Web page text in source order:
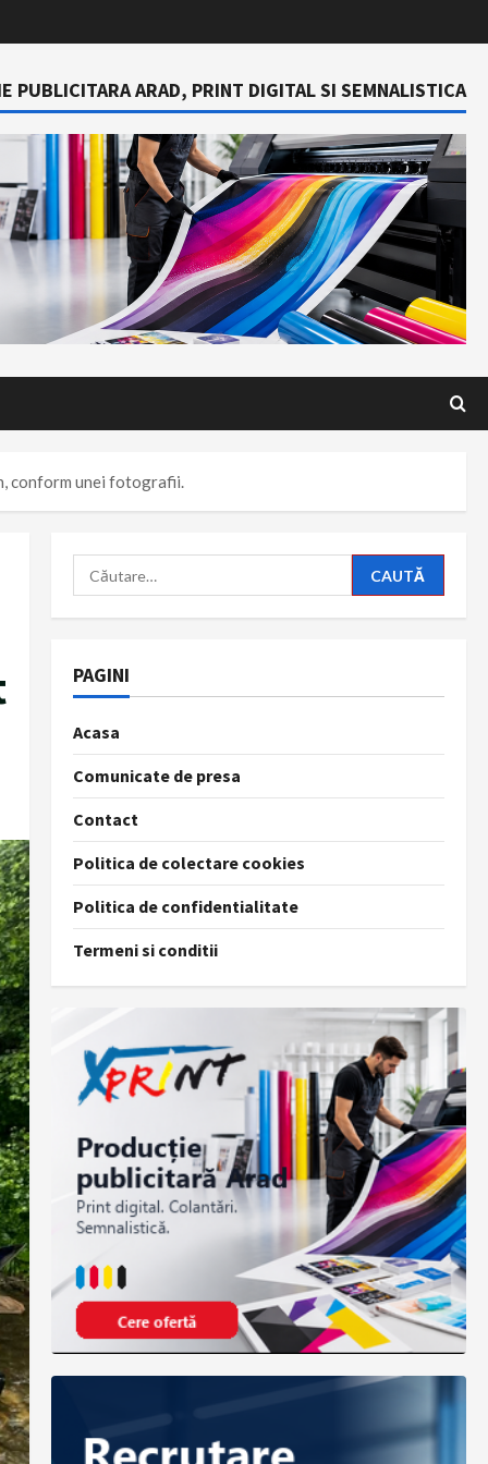
PUBLICITARA ARAD, PRINT DIGITAL SI SEMNALISTICA
conform unei fotografii.
Caută
după:
PAGINI
Acasa
Comunicate de presa
Contact
Politica de colectare cookies
Politica de confidentialitate
Termeni si conditii